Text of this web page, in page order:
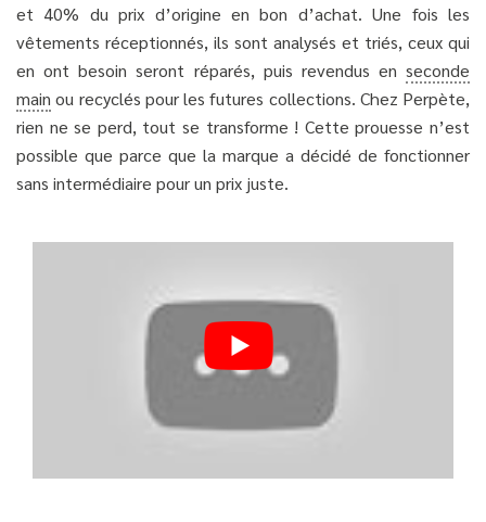
et 40% du prix d’origine en bon d’achat. Une fois les
vêtements réceptionnés, ils sont analysés et triés, ceux qui
en ont besoin seront réparés, puis revendus en seconde
main ou recyclés pour les futures collections. Chez Perpète,
rien ne se perd, tout se transforme ! Cette prouesse n’est
possible que parce que la marque a décidé de fonctionner
sans intermédiaire pour un prix juste.